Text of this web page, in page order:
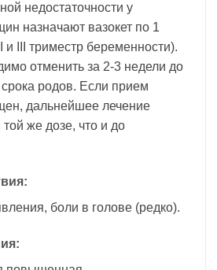
недостаточности у
назначают вазокет по 1
и III триместр беременности).
отменить за 2-3 недели до
родов. Если прием
дальнейшее лечение
же дозе, что и до
боли в голове (редко).